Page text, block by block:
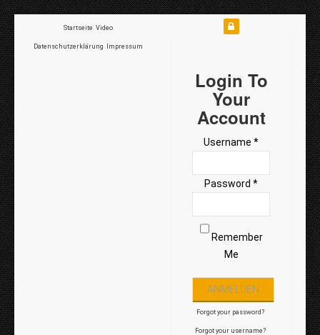
Startseite Video
Datenschutzerklärung Impressum
Login To
Your
Account
Username *
Password *
Remember
Me
Forgot your password?
Forgot your username?